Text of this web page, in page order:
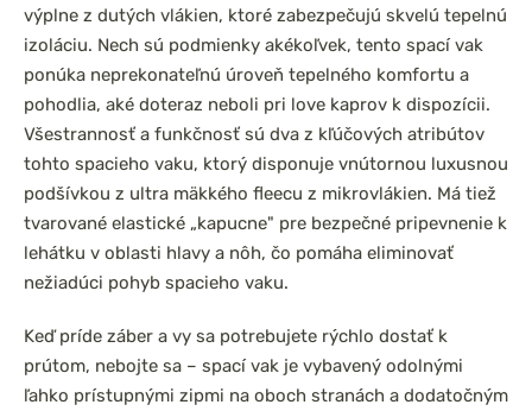
výplne z dutých vlákien, ktoré zabezpečujú skvelú tepelnú
izoláciu. Nech sú podmienky akékoľvek, tento spací vak
ponúka neprekonateľnú úroveň tepelného komfortu a
pohodlia, aké doteraz neboli pri love kaprov k dispozícii.
Všestrannosť a funkčnosť sú dva z kľúčových atribútov
tohto spacieho vaku, ktorý disponuje vnútornou luxusnou
podšívkou z ultra mäkkého fleecu z mikrovlákien. Má tiež
tvarované elastické „kapucne" pre bezpečné pripevnenie k
lehátku v oblasti hlavy a nôh, čo pomáha eliminovať
nežiadúci pohyb spacieho vaku.
Keď príde záber a vy sa potrebujete rýchlo dostať k
prútom, nebojte sa – spací vak je vybavený odolnými
ľahko prístupnými zipmi na oboch stranách a dodatočným